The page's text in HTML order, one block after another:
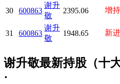
30 600863
谢升
敬
2395.06 增持
31 600863
谢升
敬
1948.65 新进
谢升敬最新持股（十大
·